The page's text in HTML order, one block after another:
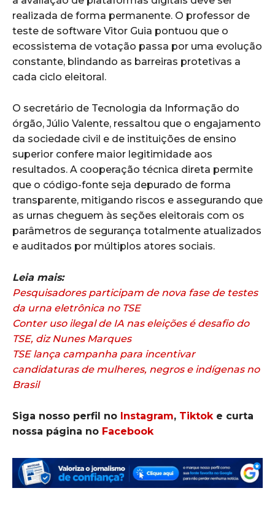
realizada de forma permanente. O professor de
teste de software Vitor Guia pontuou que o
ecossistema de votação passa por uma evolução
constante, blindando as barreiras protetivas a
cada ciclo eleitoral.
O secretário de Tecnologia da Informação do
órgão, Júlio Valente, ressaltou que o engajamento
da sociedade civil e de instituições de ensino
superior confere maior legitimidade aos
resultados. A cooperação técnica direta permite
que o código-fonte seja depurado de forma
transparente, mitigando riscos e assegurando que
as urnas cheguem às seções eleitorais com os
parâmetros de segurança totalmente atualizados
e auditados por múltiplos atores sociais.
Leia mais:
Pesquisadores participam de nova fase de testes
da urna eletrônica no TSE
Conter uso ilegal de IA nas eleições é desafio do
TSE, diz Nunes Marques
TSE lança campanha para incentivar
candidaturas de mulheres, negros e indígenas no
Brasil
Siga nosso perfil no Instagram, Tiktoke curta
nossa página no Facebook